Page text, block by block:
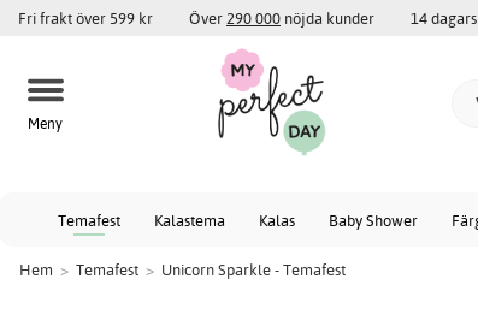
Fri frakt över 599 kr Över 290 000 nöjda kunder 14
Meny
Temafest Kalastema Kalas Baby Shower
Hem > Temafest > Unicorn Sparkle - Temafest